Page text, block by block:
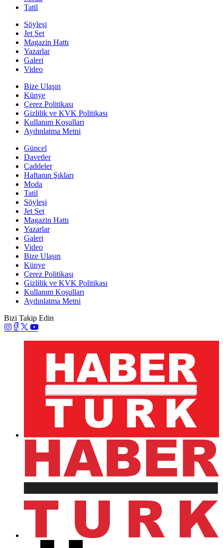
Tatil
Söyleşi
Jet Set
Magazin Hattı
Yazarlar
Galeri
Video
Bize Ulaşın
Künye
Çerez Politikası
Gizlilik ve KVK Politikası
Kullanım Koşulları
Aydınlatma Metni
Güncel
Davetler
Caddeler
Haftanın Şıkları
Moda
Tatil
Söyleşi
Jet Set
Magazin Hattı
Yazarlar
Galeri
Video
Bize Ulaşın
Künye
Çerez Politikası
Gizlilik ve KVK Politikası
Kullanım Koşulları
Aydınlatma Metni
Bizi Takip Edin